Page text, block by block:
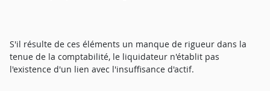
S'il résulte de ces éléments un manque de rigueur dans la
tenue de la comptabilité, le liquidateur n'établit pas
l'existence d'un lien avec l'insuffisance d'actif.